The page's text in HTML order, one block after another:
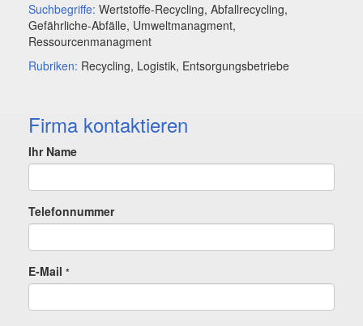
Suchbegriffe: Wertstoffe-Recycling, Abfallrecycling,
Gefährliche-Abfälle, Umweltmanagment,
Ressourcenmanagment
Rubriken: Recycling, Logistik, Entsorgungsbetriebe
Firma kontaktieren
Ihr Name
Telefonnummer
E-Mail *